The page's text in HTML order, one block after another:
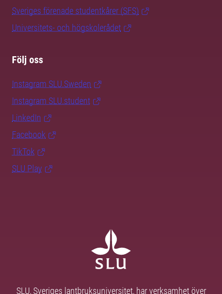
Sveriges förenade studentkårer (SFS)
Universitets- och högskolerådet
Följ oss
Instagram SLU.Sweden
Instagram SLU.student
LinkedIn
Facebook
TikTok
SLU Play
SLU, Sveriges lantbruksuniversitet, har verksamhet över